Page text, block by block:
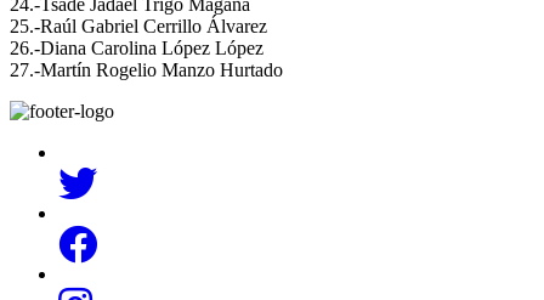
25.-Raúl Gabriel Cerrillo Álvarez
26.-Diana Carolina López López
27.-Martín Rogelio Manzo Hurtado